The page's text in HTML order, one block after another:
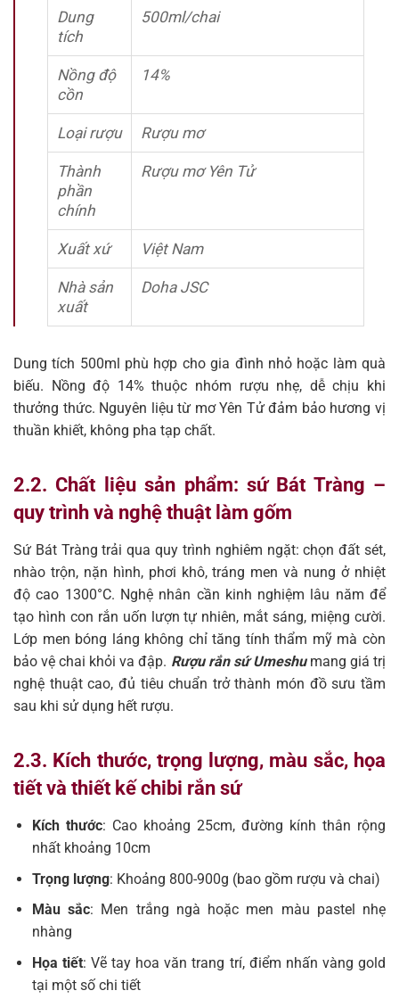
Dung
tích
500ml/chai
Nồng độ
cồn
14%
Loại rượu Rượu mơ
Thành
phần
chính
Rượu mơ Yên Tử
Xuất xứ Việt Nam
Nhà sản
xuất
Doha JSC
Dung tích 500ml phù hợp cho gia đình nhỏ hoặc làm quà
biếu. Nồng độ 14% thuộc nhóm rượu nhẹ, dễ chịu khi
thưởng thức. Nguyên liệu từ mơ Yên Tử đảm bảo hương vị
thuần khiết, không pha tạp chất.
2.2. Chất liệu sản phẩm: sứ Bát Tràng –
quy trình và nghệ thuật làm gốm
Sứ Bát Tràng trải qua quy trình nghiêm ngặt: chọn đất sét,
nhào trộn, nặn hình, phơi khô, tráng men và nung ở nhiệt
độ cao 1300°C. Nghệ nhân cần kinh nghiệm lâu năm để
tạo hình con rắn uốn lượn tự nhiên, mắt sáng, miệng cười.
Lớp men bóng láng không chỉ tăng tính thẩm mỹ mà còn
bảo vệ chai khỏi va đập. Rượu rắn sứ Umeshumang giá trị
nghệ thuật cao, đủ tiêu chuẩn trở thành món đồ sưu tầm
sau khi sử dụng hết rượu.
2.3. Kích thước, trọng lượng, màu sắc, họa
tiết và thiết kế chibi rắn sứ
Kích thước: Cao khoảng 25cm, đường kính thân rộng
nhất khoảng 10cm
Trọng lượng: Khoảng 800-900g (bao gồm rượu và chai)
Màu sắc: Men trắng ngà hoặc men màu pastel nhẹ
nhàng
Họa tiết: Vẽ tay hoa văn trang trí, điểm nhấn vàng gold
tại một số chi tiết